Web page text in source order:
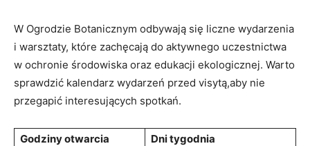
W Ogrodzie Botanicznym odbywają się liczne wydarzenia
i warsztaty, które zachęcają do aktywnego uczestnictwa
w ochronie środowiska oraz edukacji ekologicznej. Warto
sprawdzić kalendarz wydarzeń przed visytą,aby nie
przegapić interesujących spotkań.
Godziny otwarcia
Dni tygodnia